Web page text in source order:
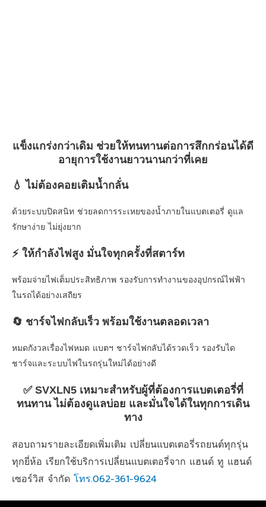
แข็งแกร่งกว่าเดิม ช่วยให้ทนทานต่อการสึกกร่อนได้ดี
อายุการใช้งานยาวนานกว่าที่เคย
💧 ไม่ต้องคอยเติมน้ำกลั่น
ด้วยระบบปิดสนิท ช่วยลดการระเหยของน้ำภายในแบตเตอรี่ ดูแล
รักษาง่าย ไม่ยุ่งยาก
⚡ ให้กำลังไฟสูง มั่นใจทุกครั้งที่สตาร์ท
พร้อมจ่ายไฟเต็มประสิทธิภาพ รองรับการทำงานของอุปกรณ์ไฟฟ้า
ในรถได้อย่างเสถียร
🔄 ชาร์จไฟกลับเร็ว พร้อมใช้งานตลอดเวลา
หมดกังวลเรื่องไฟหมด แบตฯ ชาร์จไฟกลับได้รวดเร็ว รองรับได
ชาร์จและระบบไฟในรถรุ่นใหม่ได้อย่างดี
✅ SVXLN5 เหมาะสำหรับผู้ที่ต้องการแบตเตอรี่ที่
ทนทาน ไม่ต้องดูแลบ่อย และมั่นใจได้ในทุกการเดิน
ทาง
สอบถามรายละเอียดเพิ่มเติม เปลี่ยนแบตเตอรี่รถยนต์ทุกรุ่น
ทุกยี่ห้อ เรียกใช้บริการเปลี่ยนแบตเตอรี่จาก แฮนด์ ทู แฮนด์
เซอร์วิส จำกัด โทร.062-361-9624